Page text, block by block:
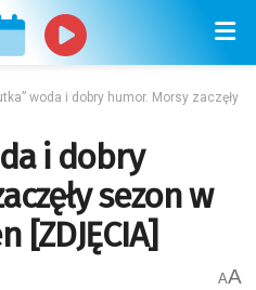
woda i dobry humor. Morsy zaczęły
i dobry
sezon w
AA